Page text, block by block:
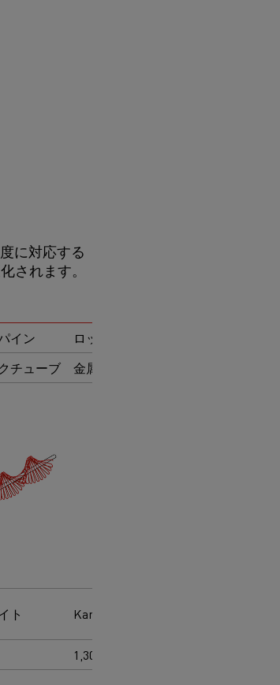
に対応する
されます。
イン ロッドオーバーベンド
チューブ 金属棒
ト Kanthal® APM
1,300